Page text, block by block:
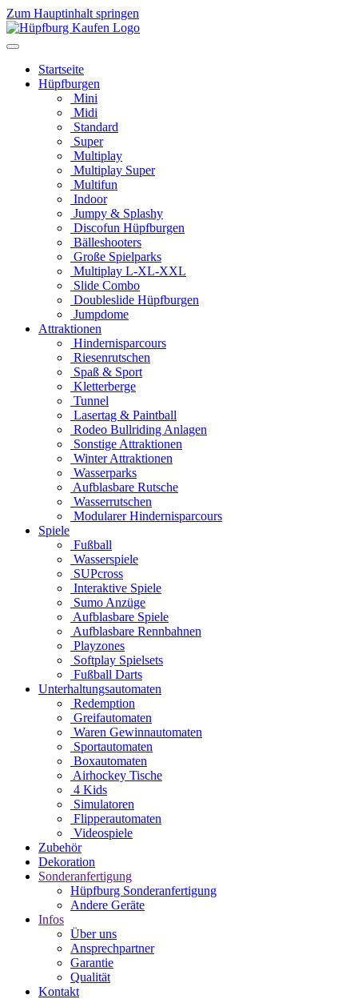
Zum Hauptinhalt springen
Startseite
Hüpfburgen
Mini
Midi
Standard
Super
Multiplay
Multiplay Super
Multifun
Indoor
Jumpy & Splashy
Discofun Hüpfburgen
Bälleshooters
Große Spielparks
Multiplay L-XL-XXL
Slide Combo
Doubleslide Hüpfburgen
Jumpdome
Attraktionen
Hindernisparcours
Riesenrutschen
Spaß & Sport
Kletterberge
Tunnel
Lasertag & Paintball
Rodeo Bullriding Anlagen
Sonstige Attraktionen
Winter Attraktionen
Wasserparks
Aufblasbare Rutsche
Wasserrutschen
Modularer Hindernisparcours
Spiele
Fußball
Wasserspiele
SUPcross
Interaktive Spiele
Sumo Anzüge
Aufblasbare Spiele
Aufblasbare Rennbahnen
Playzones
Softplay Spielsets
Fußball Darts
Unterhaltungsautomaten
Redemption
Greifautomaten
Waren Gewinnautomaten
Sportautomaten
Boxautomaten
Airhockey Tische
4 Kids
Simulatoren
Flipperautomaten
Videospiele
Zubehör
Dekoration
Sonderanfertigung
Hüpfburg Sonderanfertigung
Andere Geräte
Infos
Über uns
Ansprechpartner
Garantie
Qualität
Kontakt